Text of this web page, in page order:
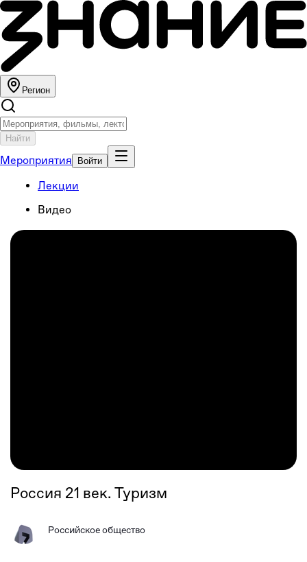
Регион
Найти
Мероприятия Войти
Лекции
Видео
Россия 21 век. Туризм
Российское общество